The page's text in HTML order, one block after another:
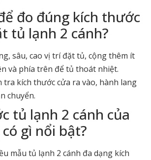
đo đúng kích thước
tủ lạnh 2 cánh?
sâu, cao vị trí đặt tủ, cộng thêm ít
và phía trên để tủ thoát nhiệt.
kích thước cửa ra vào, hành lang
chuyển.
tủ lạnh 2 cánh của
gì nổi bật?
mẫu tủ lạnh 2 cánh đa dạng kích